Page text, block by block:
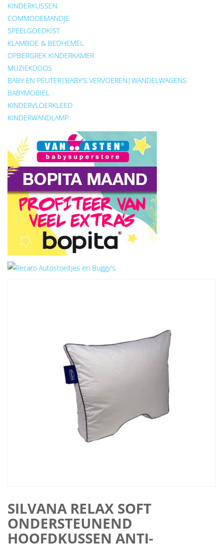
KINDERKUSSEN
COMMODEMANDJE
SPEELGOEDKIST
KLAMBOE & BEDHEMEL
OPBERGREK KINDERKAMER
MUZIEKDOOS
BABY EN PEUTER|BABY'S VERVOEREN|WANDELWAGENS
BABYMOBIEL
KINDERVLOERKLEED
KINDERWANDLAMP
SILVANA RELAX SOFT
ONDERSTEUNEND
HOOFDKUSSEN ANTI-